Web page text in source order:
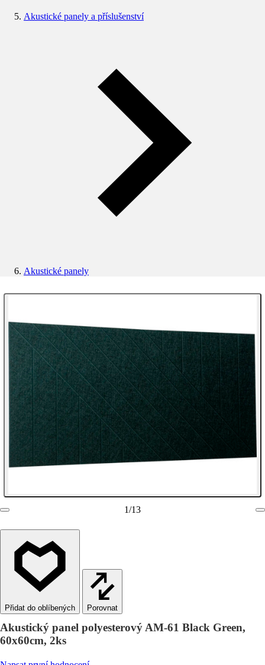
Akustické panely a příslušenství
Akustické panely
1/13
Porovnat
Akustický panel polyesterový AM-61 Black Green,
60x60cm, 2ks